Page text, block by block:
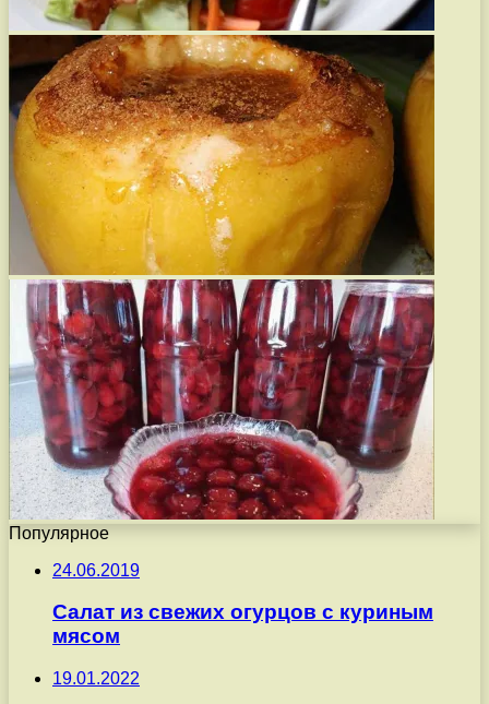
Популярное
24.06.2019
Салат из свежих огурцов с куриным
мясом
19.01.2022